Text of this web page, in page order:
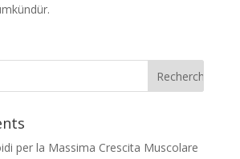
per la Massima Crescita Muscolare